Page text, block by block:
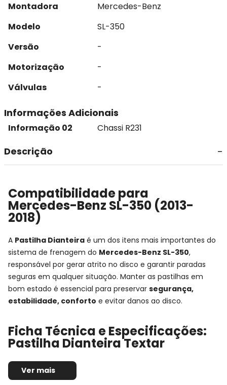
Montadora
Mercedes-Benz
Modelo
SL-350
Versão
-
Motorização
-
Válvulas
-
Informações Adicionais
Informação 02 Chassi R231
Descrição
Compatibilidade para
Mercedes-Benz SL-350 (2013-
2018)
A Pastilha Dianteira é um dos itens mais importantes do
sistema de frenagem do Mercedes-Benz SL-350,
responsável por gerar atrito no disco e garantir paradas
seguras em qualquer situação. Manter as pastilhas em
bom estado é essencial para preservar segurança,
estabilidade, conforto e evitar danos ao disco.
Ficha Técnica e Especificações:
Pastilha Dianteira Textar
Montadora:
Modelo:SL-350
Ver mais